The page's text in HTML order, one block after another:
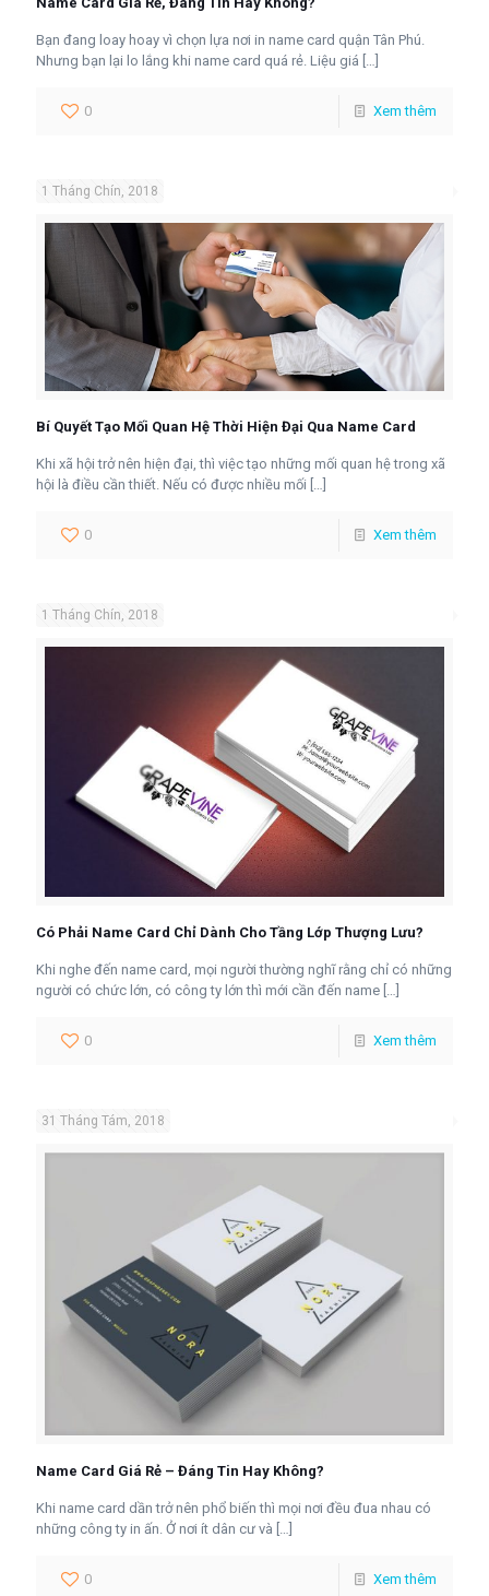
Bạn đang loay hoay vì chọn lựa nơi in name card quận Tân Phú.
Nhưng bạn lại lo lắng khi name card quá rẻ. Liệu giá
0 Xem thêm
1 Tháng Chín, 2018
Bí Quyết Tạo Mối Quan Hệ Thời Hiện Đại Qua Name Card
Khi xã hội trở nên hiện đại, thì việc tạo những mối quan hệ trong xã
hội là điều cần thiết. Nếu có được nhiều mối
0 Xem thêm
1 Tháng Chín, 2018
Có Phải Name Card Chỉ Dành Cho Tầng Lớp Thượng Lưu?
Khi nghe đến name card, mọi người thường nghĩ rằng chỉ có những
người có chức lớn, có công ty lớn thì mới cần đến name
0 Xem thêm
31 Tháng Tám, 2018
Name Card Giá Rẻ – Đáng Tin Hay Không?
Khi name card dần trở nên phổ biến thì mọi nơi đều đua nhau có
những công ty in ấn. Ở nơi ít dân cư và […]
0 Xem thêm